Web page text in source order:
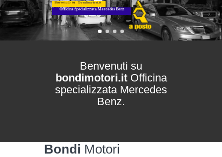
Benvenuto su Bondimotori.it
Officina Specializzata Mercedes Benz
Benvenuti su
bondimotori.itOfficina
specializzata Mercedes
Benz.
Bondi Motori